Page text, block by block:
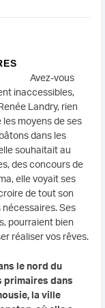
Avez-vous
inaccessibles,
Landry, rien
les moyens de ses
dans les
souhaitait au
des concours de
elle voyait ses
de tout son
Ses
pourraient bien
réaliser vos rêves.
le nord du
primaires dans
la ville